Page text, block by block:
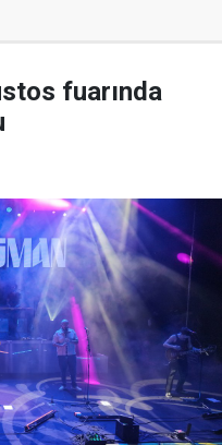
fuarında